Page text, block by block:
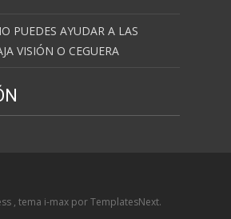
PUEDES AYUDAR A LAS
VISIÓN O CEGUERA
, tema i-max por TemplatesNext.